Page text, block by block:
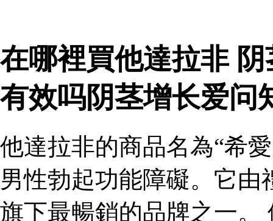
在哪裡買他達拉非
有效吗阴茎增长爱问
他達拉非的商品名為“希
男性勃起功能障礙。它
旗下最暢銷的品牌之一。